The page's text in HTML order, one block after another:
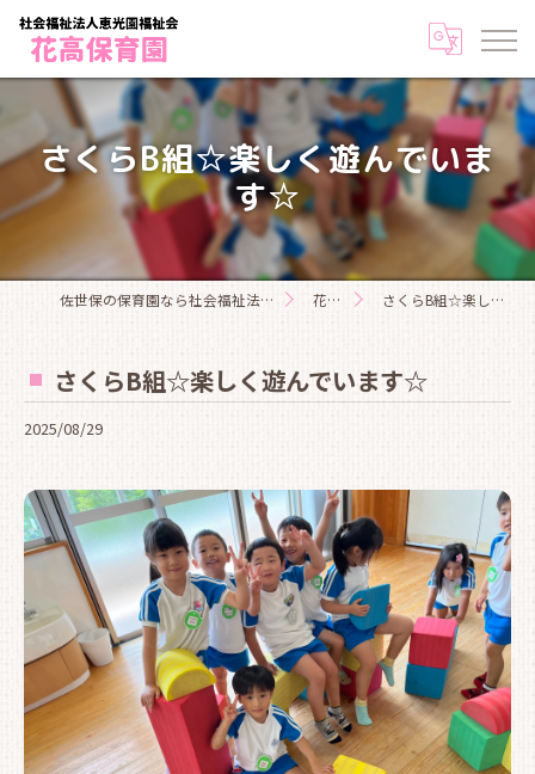
さくらB組☆楽しく遊んでいま
す☆
佐世保の保育園なら社会福祉法人恵光園福祉会花高保育園 花高日記 さくらB組☆楽しく遊んでいます☆
さくらB組☆楽しく遊んでいます☆
2025/08/29